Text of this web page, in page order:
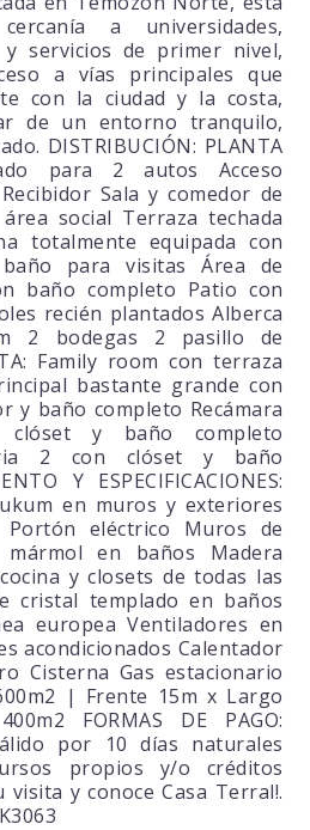
a universidades,
y servicios de primer nivel,
a vías principales que
con la ciudad y la costa,
de un entorno tranquilo,
DISTRIBUCIÓN: PLANTA
para 2 autos Acceso
Sala y comedor de
social Terraza techada
totalmente equipada con
para visitas Área de
baño completo Patio con
recién plantados Alberca
2 bodegas 2 pasillo de
Family room con terraza
bastante grande con
y baño completo Recámara
clóset y baño completo
2 con clóset y baño
Y ESPECIFICACIONES:
en muros y exteriores
Portón eléctrico Muros de
en baños Madera
y closets de todas las
cristal templado en baños
europea Ventiladores en
acondicionados Calentador
Cisterna Gas estacionario
| Frente 15m x Largo
FORMAS DE PAGO:
por 10 días naturales
propios y/o créditos
visita y conoce Casa Terral!.